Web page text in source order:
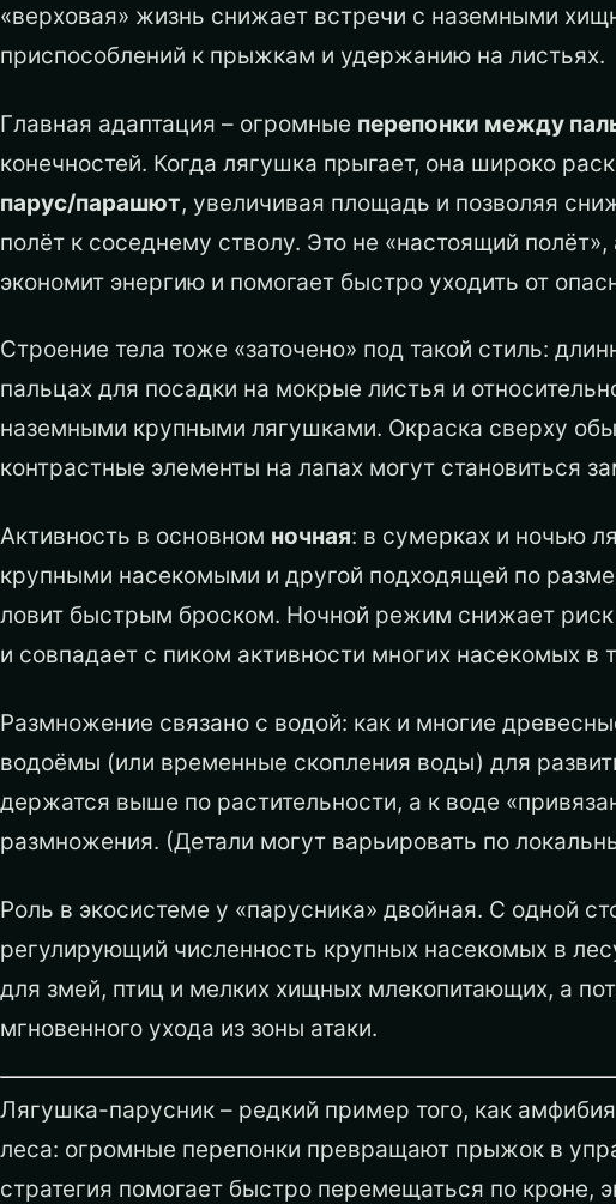
«верховая» жизнь снижает встречи с наземными
приспособлений к прыжкам и удержанию на листьях.
Главная адаптация – огромные перепонки между
конечностей. Когда лягушка прыгает, она широко
парус/парашют, увеличивая площадь и позволяя
полёт к соседнему стволу. Это не «настоящий
экономит энергию и помогает быстро уходить от
Строение тела тоже «заточено» под такой стиль:
пальцах для посадки на мокрые листья и
наземными крупными лягушками. Окраска сверху
контрастные элементы на лапах могут становиться
Активность в основном ночная: в сумерках и ночью
крупными насекомыми и другой подходящей по
ловит быстрым броском. Ночной режим снижает
и совпадает с пиком активности многих насекомых в
Размножение связано с водой: как и многие
водоёмы (или временные скопления воды) для
держатся выше по растительности, а к воде
размножения. (Детали могут варьировать по
Роль в экосистеме у «парусника» двойная. С одной
регулирующий численность крупных насекомых в
для змей, птиц и мелких хищных млекопитающих, а
мгновенного ухода из зоны атаки.
Лягушка-парусник – редкий пример того, как
леса: огромные перепонки превращают прыжок в
стратегия помогает быстро перемещаться по